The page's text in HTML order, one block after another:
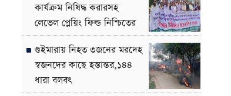
কার্যক্রম নিষিদ্ধ করারসহ
লেভেল প্লেয়িং ফিল্ড নিশ্চিতের
দাবী
গুইমারায় নিহত ৩জনের মরদেহ
স্বজনদের কাছে হস্তান্তর,১৪৪
ধারা বলবৎ